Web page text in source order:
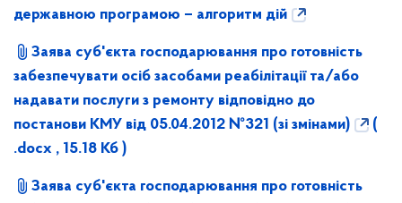
державною програмою – алгоритм дій
Заява суб'єкта господарювання про готовність
забезпечувати осіб засобами реабілітації та/або
надавати послуги з ремонту відповідно до
постанови КМУ від 05.04.2012 №321 (зі змінами)
(
.docx , 15.18 Кб )
Заява суб'єкта господарювання про готовність